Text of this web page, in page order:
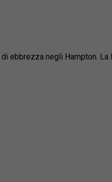
ebbrezza negli Hampton.